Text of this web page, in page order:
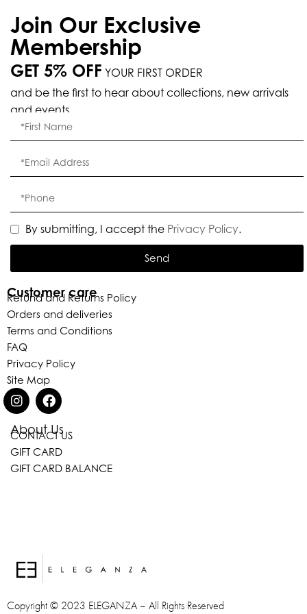
About Us
CONTACT US
GIFT CARD
GIFT CARD BALANCE
Customer care
Refund and Returns Policy
Orders and deliveries
Terms and Conditions
FAQ
Privacy Policy
Site Map
Join Our Exclusive
Membership
GET 5% OFF YOUR FIRST ORDER
and be the first to hear about collections, new arrivals
and events.
By submitting, I accept the Privacy Policy.
Send
Copyright © 2023 ELEGANZA – All Rights Reserved
Eleganza Israel
האם נוכל לעזור לך?